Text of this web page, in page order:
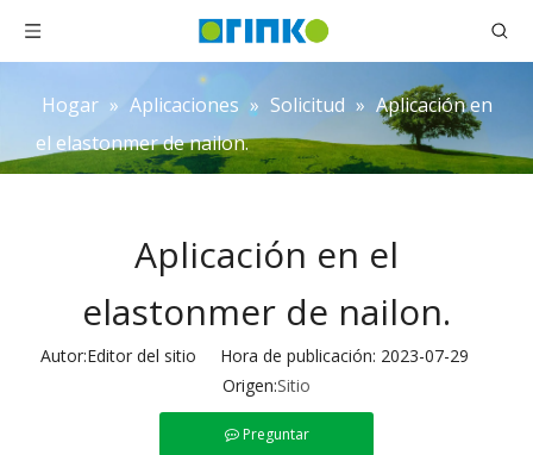
Hogar » Aplicaciones » Solicitud » Aplicación en
el elastonmer de nailon.
Aplicación en el
elastonmer de nailon.
Autor:Editor del sitio Hora de publicación: 2023-07-29
Origen:Sitio
Preguntar